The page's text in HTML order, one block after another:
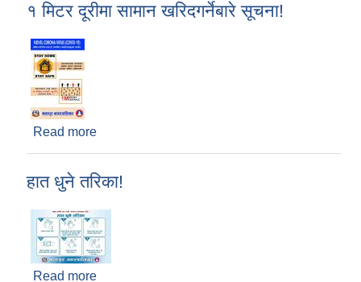
१ मिटर दूरीमा सामान खरिदगर्नेबारे सूचना!
Read more
हात धुने तरिका!
Read more